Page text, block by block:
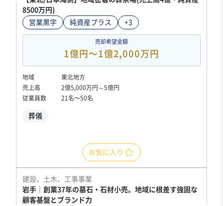
8500万円)
営業黒字
純資産プラス +3
売却希望金額
1億円〜1億2,000万円
地域
東北地方
売上高
2億5,000万円～5億円
従業員数
21名〜50名
葬儀
お気に入り
建設、土木、工事事業
岩手｜創業37年の墓石・石材小売。地域に根差す強固な
顧客基盤とブランド力